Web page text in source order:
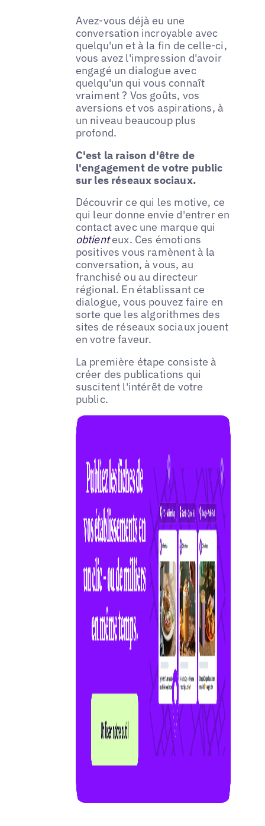
Avez-vous déjà eu une
conversation incroyable avec
quelqu'un et à la fin de celle-ci,
vous avez l'impression d'avoir
engagé un dialogue avec
quelqu'un qui vous connaît
vraiment ? Vos goûts, vos
aversions et vos aspirations, à
un niveau beaucoup plus
profond.
C'est la raison d'être de
l'engagement de votre public
sur les réseaux sociaux.
Découvrir ce qui les motive, ce
qui leur donne envie d'entrer en
contact avec une marque qui
obtienteux. Ces émotions
positives vous ramènent à la
conversation, à vous, au
franchisé ou au directeur
régional. En établissant ce
dialogue, vous pouvez faire en
sorte que les algorithmes des
sites de réseaux sociaux jouent
en votre faveur.
La première étape consiste à
créer des publications qui
suscitent l'intérêt de votre
public.